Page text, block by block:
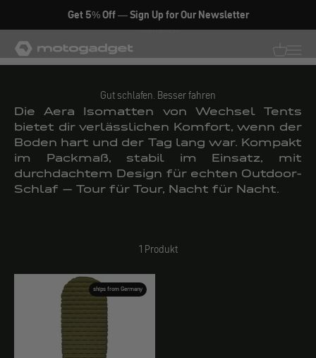
Zum Inhalt springen
Get 5% Off — Sign Up for Our Newsletter
motogadget GmbH
Isomatten
Gut schlafen. Besser fahren
Die Aera Isomatten von Wechsel Tents
bietet dir verlässlichen Komfort, wenn der
Boden hart und der Tag lang war. Kompakt
im Packmaß, stabil im Einsatz, mit
durchdachtem Design für echten Outdoor-
Schlaf – Tour für Tour, Nacht für Nacht.
1 Produkt
ships from Germany